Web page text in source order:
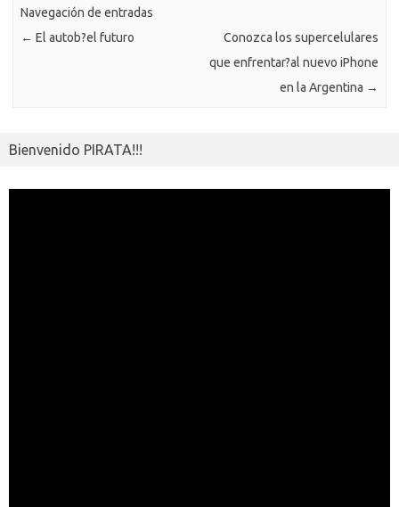
i
ti
Navegación de entradas
← El autob?el futuro
Conozca los supercelulares
que enfrentar?al nuevo iPhone
en la Argentina →
Bienvenido PIRATA!!!